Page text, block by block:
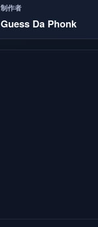
制作者
Guess Da Phonk